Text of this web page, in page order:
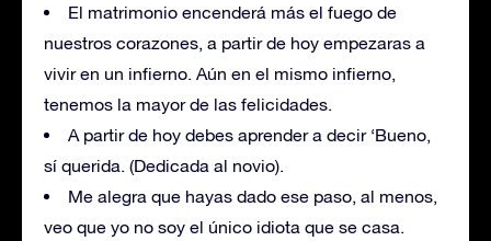
El matrimonio encenderá más el fuego de
nuestros corazones, a partir de hoy empezaras a
vivir en un infierno. Aún en el mismo infierno,
tenemos la mayor de las felicidades.
A partir de hoy debes aprender a decir ‘Bueno,
sí querida. (Dedicada al novio).
Me alegra que hayas dado ese paso, al menos,
veo que yo no soy el único idiota que se casa.